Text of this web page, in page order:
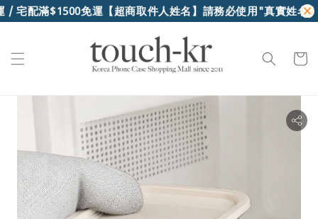
/ 宅配滿$1500免運【超商取件人姓名】請務必使用"真實姓名"